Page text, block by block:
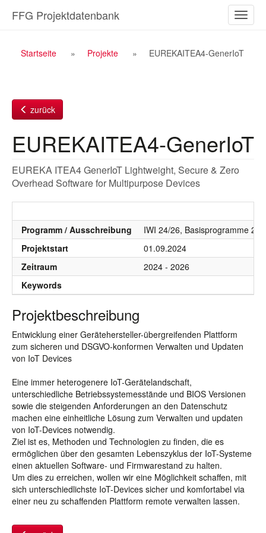
Inhalt
ein-/
FFG Projektdatenbank
Breadcrumb
Startseite Projekte EUREKAITEA4-GenerIoT
zurück
EUREKAITEA4-GenerIoT
EUREKA ITEA4 GenerIoT Lightweight, Secure & Zero
Overhead Software for Multipurpose Devices
Programm / Ausschreibung
IWI 24/26, Basisprogramme
Projektstart
01.09.2024
Zeitraum
2024 - 2026
Keywords
Projektbeschreibung
Entwicklung einer Gerätehersteller-übergreifenden Plattform
zum sicheren und DSGVO-konformen Verwalten und Updaten
von IoT Devices
Eine immer heterogenere IoT-Gerätelandschaft,
unterschiedliche Betriebssystemesstände und BIOS Versionen
sowie die steigenden Anforderungen an den Datenschutz
machen eine einheitliche Lösung zum Verwalten und updaten
von IoT-Devices notwendig.
Ziel ist es, Methoden und Technologien zu finden, die es
ermöglichen über den gesamten Lebenszyklus der IoT-Systeme
einen aktuellen Software- und Firmwarestand zu halten.
Um dies zu erreichen, wollen wir eine Möglichkeit schaffen, mit
sich unterschiedlichste IoT-Devices sicher und komfortabel via
einer neu zu schaffenden Plattform remote verwalten lassen.